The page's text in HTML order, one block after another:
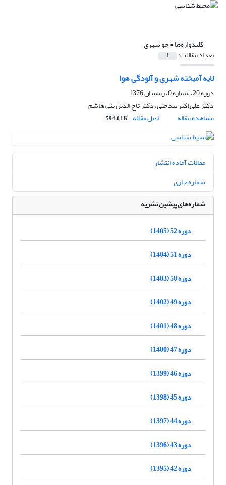
کلیدواژه‌ها =جو شهری
تعداد مقالات: 1
لایه آمیخته شهری و آلودگی هوا
دوره 20، شماره 0، زمستان 1376
دکتر علی اکبر بیدختی، دکتر تاج الدین بنی هاشم
مشاهده مقاله
اصل مقاله 594.01 K
مقالات آماده انتشار
شماره جاری
شماره‌های پیشین نشریه
دوره 52 (1405)
دوره 51 (1404)
دوره 50 (1403)
دوره 49 (1402)
دوره 48 (1401)
دوره 47 (1400)
دوره 46 (1399)
دوره 45 (1398)
دوره 44 (1397)
دوره 43 (1396)
دوره 42 (1395)